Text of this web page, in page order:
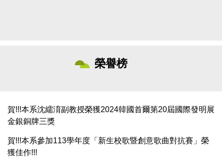
榮譽榜
賀!!!本系沈繻淯副教授榮獲2024韓國首爾第20屆國際發明展
金銀銅牌三獎
賀!!!本系參加113學年度「新生校歌暨創意歌曲對抗賽」榮
獲佳作!!!